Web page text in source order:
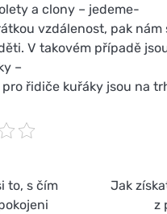
a clony – jedeme-
vzdálenost, pak
V takovém případě
–
řidiče kuřáky jsou na
to, s čím
Jak
z